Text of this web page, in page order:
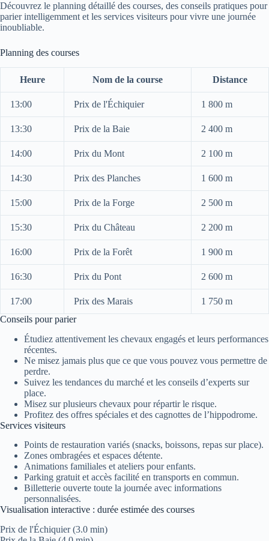
Découvrez le planning détaillé des courses, des conseils pratiques pour
parier intelligemment et les services visiteurs pour vivre une journée
inoubliable.
Planning des courses
Heure Nom de la course Distance
13:00 Prix de l'Échiquier 1 800 m
13:30 Prix de la Baie 2 400 m
14:00 Prix du Mont 2 100 m
14:30 Prix des Planches 1 600 m
15:00 Prix de la Forge 2 500 m
15:30 Prix du Château 2 200 m
16:00 Prix de la Forêt 1 900 m
16:30 Prix du Pont 2 600 m
17:00 Prix des Marais
1 750 m
Conseils pour parier
Étudiez attentivement les chevaux engagés et leurs performances
récentes.
Ne misez jamais plus que ce que vous pouvez vous permettre de
perdre.
Suivez les tendances du marché et les conseils d’experts sur
place.
Misez sur plusieurs chevaux pour répartir le risque.
Profitez des offres spéciales et des cagnottes de l’hippodrome.
Services visiteurs
Points de restauration variés (snacks, boissons, repas sur place).
Zones ombragées et espaces détente.
Animations familiales et ateliers pour enfants.
Parking gratuit et accès facilité en transports en commun.
Billetterie ouverte toute la journée avec informations
personnalisées.
Visualisation interactive : durée estimée des courses
Prix de l'Échiquier (3.0 min)